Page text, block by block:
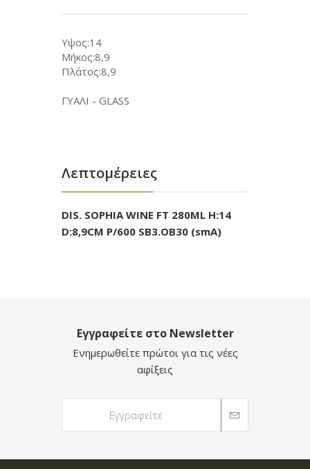
Υψος:14
Μήκος:8,9
Πλάτος:8,9
ΓΥΑΛΙ - GLASS
Λεπτομέρειες
DIS. SOPHIA WINE FT 280ML H:14
D:8,9CM P/600 SB3.OB30 (smA)
Εγγραφείτε στο Newsletter
Ενημερωθείτε πρώτοι για τις νέες
αφίξεις